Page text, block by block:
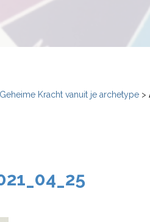
Kracht vanuit je archetype >